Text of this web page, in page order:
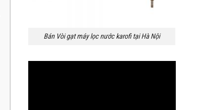
Bán Vòi gạt máy lọc nước karofi tại Hà Nội